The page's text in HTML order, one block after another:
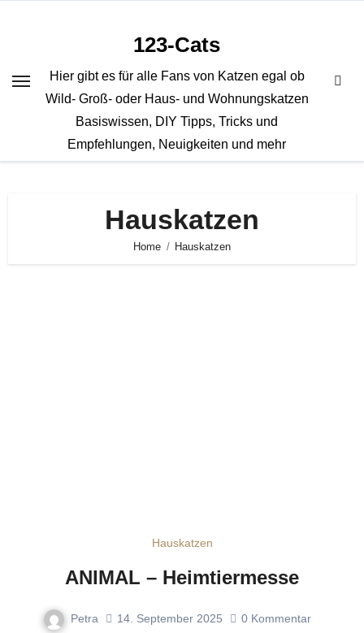
123-Cats
Hier gibt es für alle Fans von Katzen egal ob
Wild- Groß- oder Haus- und Wohnungskatzen
Basiswissen, DIY Tipps, Tricks und
Empfehlungen, Neuigkeiten und mehr
Hauskatzen
Home Hauskatzen
Hauskatzen
ANIMAL – Heimtiermesse
Petra 14. September 2025 0 Kommentar